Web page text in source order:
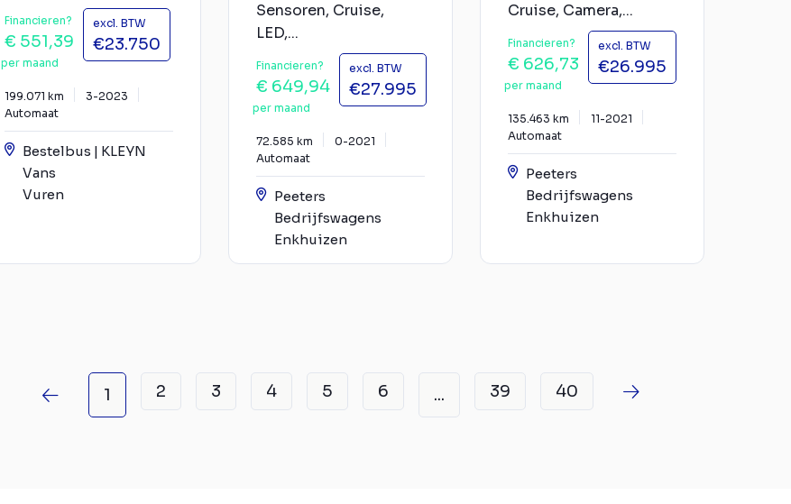
Financieren?
€ 551,39
per maand
excl. BTW
€23.750
199.071 km
3-2023
Automaat
Bestelbus | KLEYN
Vans
Vuren
Sensoren, Cruise,
LED,...
Financieren?
€ 649,94
per maand
excl. BTW
€27.995
72.585 km
0-2021
Automaat
Peeters
Bedrijfswagens
Enkhuizen
Cruise, Camera,...
Financieren?
€ 626,73
per maand
excl. BTW
€26.995
135.463 km
11-2021
Automaat
Peeters
Bedrijfswagens
Enkhuizen
1 2 3 4 5 6 ... 39 40